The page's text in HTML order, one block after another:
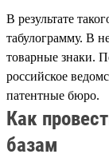
В результате
табулограмму. В
товарные знаки.
российское
патентные бюро.
Как
базам